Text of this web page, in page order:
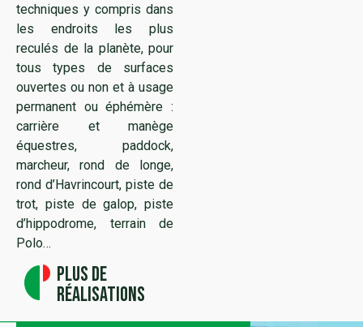
techniques y compris dans
les endroits les plus
reculés de la planète, pour
tous types de surfaces
ouvertes ou non et à usage
permanent ou éphémère :
carrière et manège
équestres, paddock,
marcheur, rond de longe,
rond d’Havrincourt, piste de
trot, piste de galop, piste
d’hippodrome, terrain de
Polo…
Plus de
réalisations